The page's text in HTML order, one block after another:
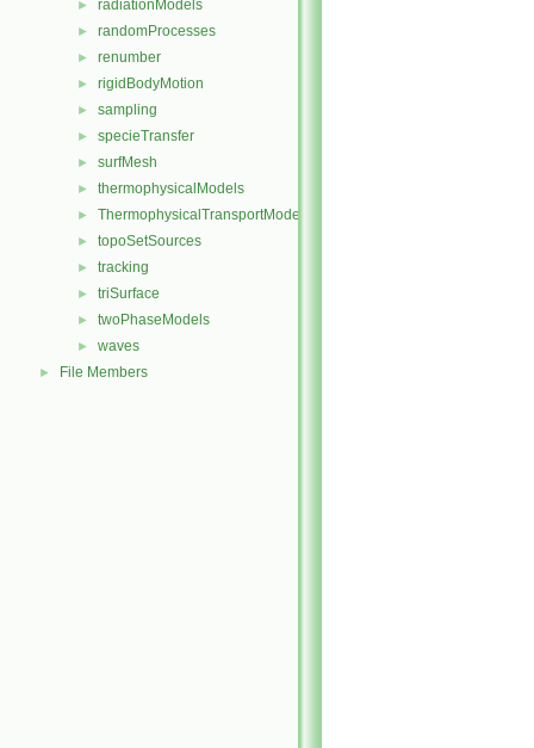
► radiationModels
► randomProcesses
► renumber
► rigidBodyMotion
► sampling
► specieTransfer
► surfMesh
► thermophysicalModels
► ThermophysicalTransportModels
► topoSetSources
► tracking
► triSurface
► twoPhaseModels
► waves
► File Members